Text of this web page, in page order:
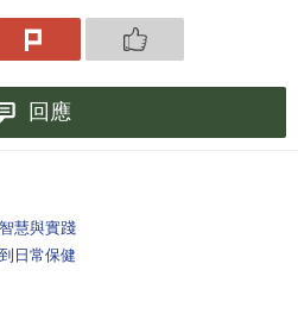
回應
慧與實踐
日常保健